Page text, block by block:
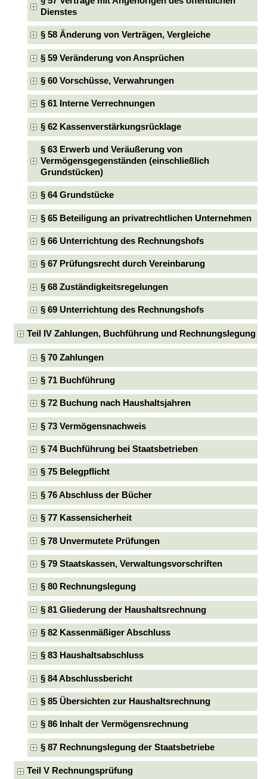
Dienstes
§ 58 Änderung von Verträgen, Vergleiche
§ 59 Veränderung von Ansprüchen
§ 60 Vorschüsse, Verwahrungen
§ 61 Interne Verrechnungen
§ 62 Kassenverstärkungsrücklage
§ 63 Erwerb und Veräußerung von
Vermögensgegenständen (einschließlich
Grundstücken)
§ 64 Grundstücke
§ 65 Beteiligung an privatrechtlichen Unternehmen
§ 66 Unterrichtung des Rechnungshofs
§ 67 Prüfungsrecht durch Vereinbarung
§ 68 Zuständigkeitsregelungen
§ 69 Unterrichtung des Rechnungshofs
Teil IV Zahlungen, Buchführung und Rechnungslegung
§ 70 Zahlungen
§ 71 Buchführung
§ 72 Buchung nach Haushaltsjahren
§ 73 Vermögensnachweis
§ 74 Buchführung bei Staatsbetrieben
§ 75 Belegpflicht
§ 76 Abschluss der Bücher
§ 77 Kassensicherheit
§ 78 Unvermutete Prüfungen
§ 79 Staatskassen, Verwaltungsvorschriften
§ 80 Rechnungslegung
§ 81 Gliederung der Haushaltsrechnung
§ 82 Kassenmäßiger Abschluss
§ 83 Haushaltsabschluss
§ 84 Abschlussbericht
§ 85 Übersichten zur Haushaltsrechnung
§ 86 Inhalt der Vermögensrechnung
§ 87 Rechnungslegung der Staatsbetriebe
Teil V Rechnungsprüfung